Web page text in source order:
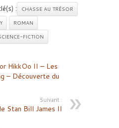
:
CHASSE AU TRÉSOR
ROMAN
FICTION
HikkOo II – Les
– Découverte du
Suivant :
Stan Bill James II